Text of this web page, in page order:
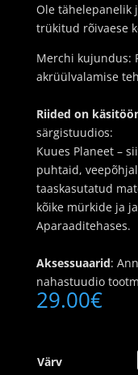
Ole tähelepanelik
trükitud rõivaese
Merchi kujundus:
akrüülvalamise
Riided on
särgistuudios:
Kuues Planeet –
puhtaid,
taaskasutatud
kõike mürkide ja
Aparaaditehases.
Aksessuaarid:
nahastuudio
29.00€
Värv